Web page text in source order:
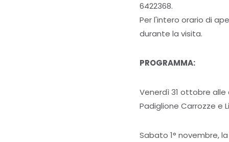
6422368.
Per l'intero orario di
durante la visita.
PROGRAMMA:
Venerdì 31 ottobre alle
Padiglione Carrozze e
Sabato 1° novembre,